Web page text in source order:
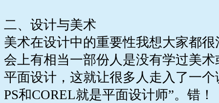
二、设计与美术
美术在设计中的重要性我想大家都
会上有相当一部份人是没有学过美
平面设计，这就让很多人走入了一
PS和COREL就是平面设计师”。错